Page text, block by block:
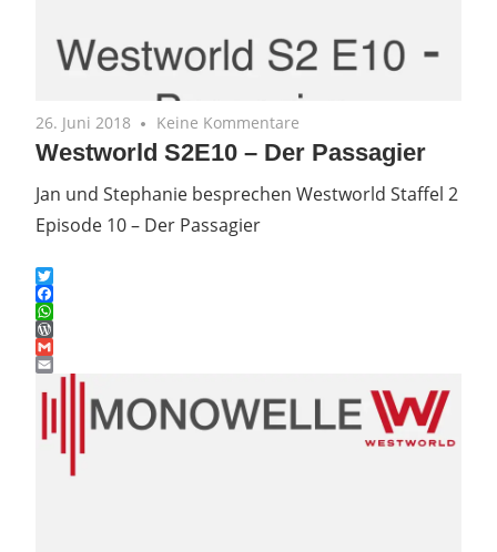
26. Juni 2018 Keine Kommentare
Westworld S2E10 – Der Passagier
Jan und Stephanie besprechen Westworld Staffel 2
Episode 10 – Der Passagier
Twitter
Facebook
WhatsApp
WordPress
Gmail
Email